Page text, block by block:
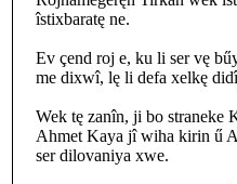
îstixbaratę ne.
Ev çend roj e, ku li ser vę
me dixwî, lę li defa xelkę
Wek tę zanîn, ji bo straneke
Ahmet Kaya jî wiha kirin ű
ser dilovaniya xwe.